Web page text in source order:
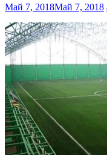
Май 7, 2018Май 7, 2018